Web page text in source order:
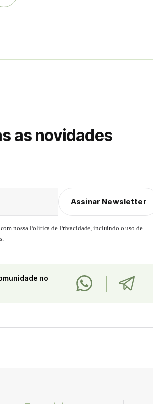
as novidades
Assinar Newsletter
nossaPolítica de Privacidade, incluindo o uso de
no